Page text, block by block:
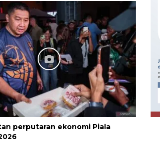
perputaran ekonomi Piala
triwulan II-2026
5,29 persen
08-06 18:45:00